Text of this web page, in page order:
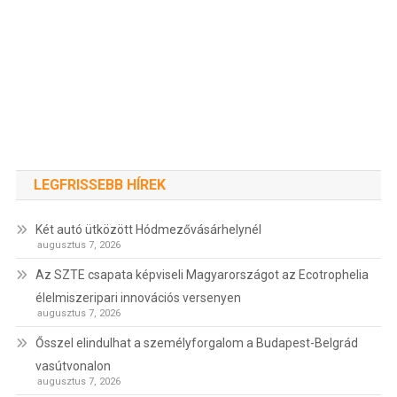
LEGFRISSEBB HÍREK
Két autó ütközött Hódmezővásárhelynél
augusztus 7, 2026
Az SZTE csapata képviseli Magyarországot az Ecotrophelia
élelmiszeripari innovációs versenyen
augusztus 7, 2026
Ősszel elindulhat a személyforgalom a Budapest-Belgrád
vasútvonalon
augusztus 7, 2026